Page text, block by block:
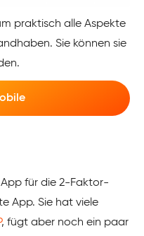
praktisch alle Aspekte
Sie können sie
für die 2-Faktor-
App. Sie hat viele
, fügt aber noch ein paar